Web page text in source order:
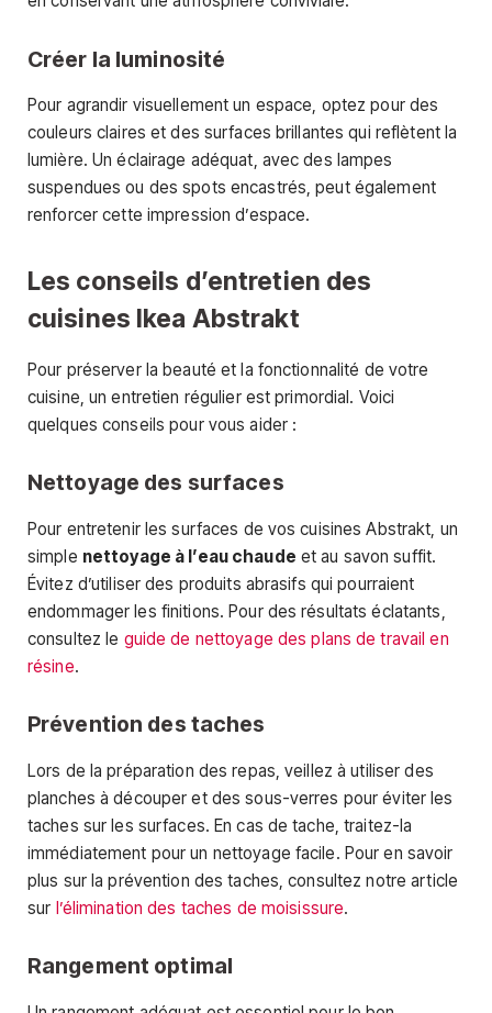
Créer la luminosité
Pour agrandir visuellement un espace, optez pour des
couleurs claires et des surfaces brillantes qui reflètent la
lumière. Un éclairage adéquat, avec des lampes
suspendues ou des spots encastrés, peut également
renforcer cette impression d’espace.
Les conseils d’entretien des
cuisines Ikea Abstrakt
Pour préserver la beauté et la fonctionnalité de votre
cuisine, un entretien régulier est primordial. Voici
quelques conseils pour vous aider :
Nettoyage des surfaces
Pour entretenir les surfaces de vos cuisines Abstrakt, un
simple nettoyage à l’eau chaude et au savon suffit.
Évitez d’utiliser des produits abrasifs qui pourraient
endommager les finitions. Pour des résultats éclatants,
consultez le guide de nettoyage des plans de travail en
résine.
Prévention des taches
Lors de la préparation des repas, veillez à utiliser des
planches à découper et des sous-verres pour éviter les
taches sur les surfaces. En cas de tache, traitez-la
immédiatement pour un nettoyage facile. Pour en savoir
plus sur la prévention des taches, consultez notre article
sur l’élimination des taches de moisissure.
Rangement optimal